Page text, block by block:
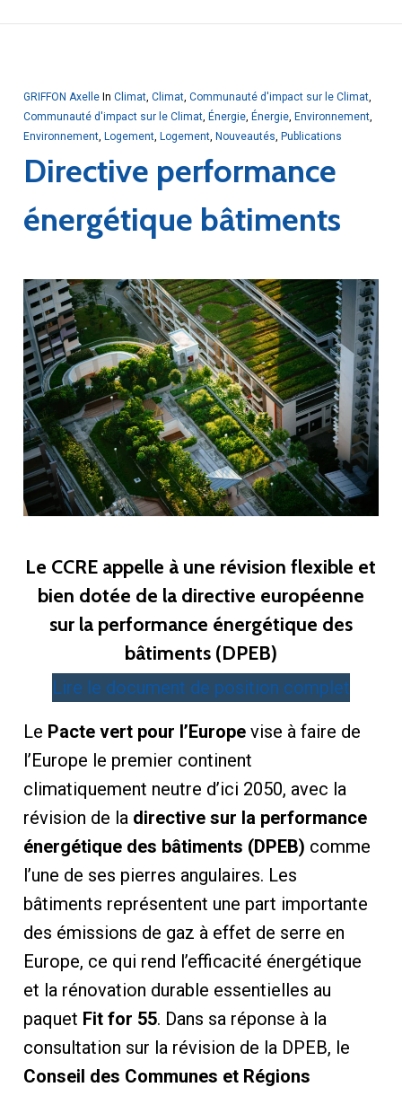
GRIFFON Axelle In Climat, Climat, Communauté d'impact sur le Climat,
Communauté d'impact sur le Climat, Énergie, Énergie, Environnement,
Environnement, Logement, Logement, Nouveautés Publications
Directive performance
énergétique bâtiments
Le CCRE appelle à une révision flexible et
bien dotée de la directive européenne
sur la performance énergétique des
bâtiments (DPEB)
Lire le document de position complet
Le Pacte vert pour l’Europevise à faire de
l’Europe le premier continent
climatiquement neutre d’ici 2050, avec la
révision de la directive sur la performance
énergétique des bâtiments (DPEB) comme
l’une de ses pierres angulaires. Les
bâtiments représentent une part importante
des émissions de gaz à effet de serre en
Europe, ce qui rend l’efficacité énergétique
et la rénovation durable essentielles au
paquet Fit for 55. Dans sa réponse à la
consultation sur la révision de la DPEB, le
Conseil des Communes et Régions